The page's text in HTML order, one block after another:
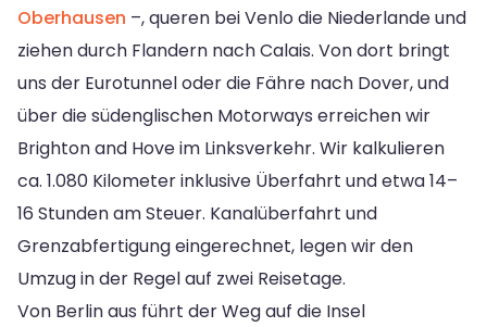
Oberhausen –, queren bei Venlo die Niederlande und
ziehen durch Flandern nach Calais. Von dort bringt
uns der Eurotunnel oder die Fähre nach Dover, und
über die südenglischen Motorways erreichen wir
Brighton and Hove im Linksverkehr. Wir kalkulieren
ca. 1.080 Kilometer inklusive Überfahrt und etwa 14–
16 Stunden am Steuer. Kanalüberfahrt und
Grenzabfertigung eingerechnet, legen wir den
Umzug in der Regel auf zwei Reisetage.
Von Berlin aus führt der Weg auf die Insel